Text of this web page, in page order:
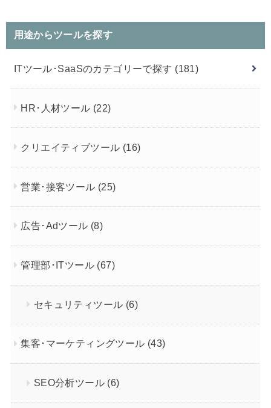
用途からツールを探す
ITツール･SaaSのカテゴリーで探す (181)
HR･人材ツール (22)
クリエイティブツール (16)
営業･接客ツール (25)
広告･Adツール (8)
管理部･ITツール (67)
セキュリティツール (6)
集客･マーケティングツール (43)
SEO分析ツール (6)